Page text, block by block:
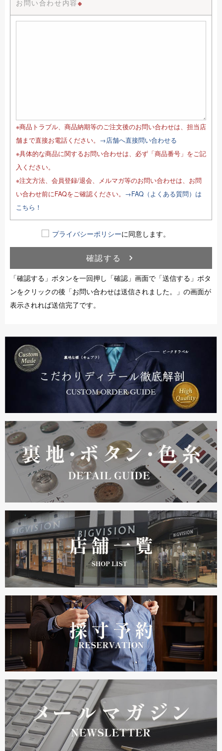
お問い合わせ内容※
※商品トラブル、商品納期等のご注文後のお問い合わせは、担当店
舗まで直接お電話ください。 →店舗へ直接問い合わせる
※具体的な商品に関するお問い合わせは、必ず「商品番号」をご記
入ください。
※注文方法、会員登録/退会、メルマガ等のお問い合わせは、お問
い合わせ前にFAQをご確認ください。 →FAQ（よくある質問）は
こちら！
プライバシーポリシーに同意します。
確認する
navigate_next
「確認する」ボタンを一回押し「確認」画面で「送信する」ボタ
ンをクリックの後「お問い合わせは送信されました。」の画面が
表示されれば送信完了です。